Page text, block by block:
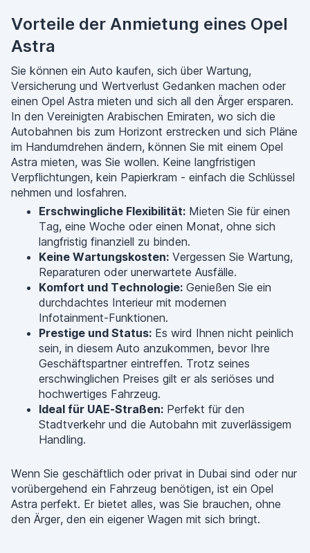
Vorteile der Anmietung eines Opel
Astra
Sie können ein Auto kaufen, sich über Wartung,
Versicherung und Wertverlust Gedanken machen oder
einen Opel Astra mieten und sich all den Ärger ersparen.
In den Vereinigten Arabischen Emiraten, wo sich die
Autobahnen bis zum Horizont erstrecken und sich Pläne
im Handumdrehen ändern, können Sie mit einem Opel
Astra mieten, was Sie wollen. Keine langfristigen
Verpflichtungen, kein Papierkram - einfach die Schlüssel
nehmen und losfahren.
Erschwingliche Flexibilität: Mieten Sie für einen
Tag, eine Woche oder einen Monat, ohne sich
langfristig finanziell zu binden.
Keine Wartungskosten: Vergessen Sie Wartung,
Reparaturen oder unerwartete Ausfälle.
Komfort und Technologie: Genießen Sie ein
durchdachtes Interieur mit modernen
Infotainment-Funktionen.
Prestige und Status: Es wird Ihnen nicht peinlich
sein, in diesem Auto anzukommen, bevor Ihre
Geschäftspartner eintreffen. Trotz seines
erschwinglichen Preises gilt er als seriöses und
hochwertiges Fahrzeug.
Ideal für UAE-Straßen: Perfekt für den
Stadtverkehr und die Autobahn mit zuverlässigem
Handling.
Wenn Sie geschäftlich oder privat in Dubai sind oder nur
vorübergehend ein Fahrzeug benötigen, ist ein Opel
Astra perfekt. Er bietet alles, was Sie brauchen, ohne
den Ärger, den ein eigener Wagen mit sich bringt.